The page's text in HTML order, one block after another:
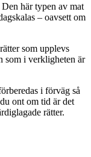
här typen av mat
– oavsett om
som upplevs
som i verkligheten är
i förväg så
ont om tid är det
rätter.